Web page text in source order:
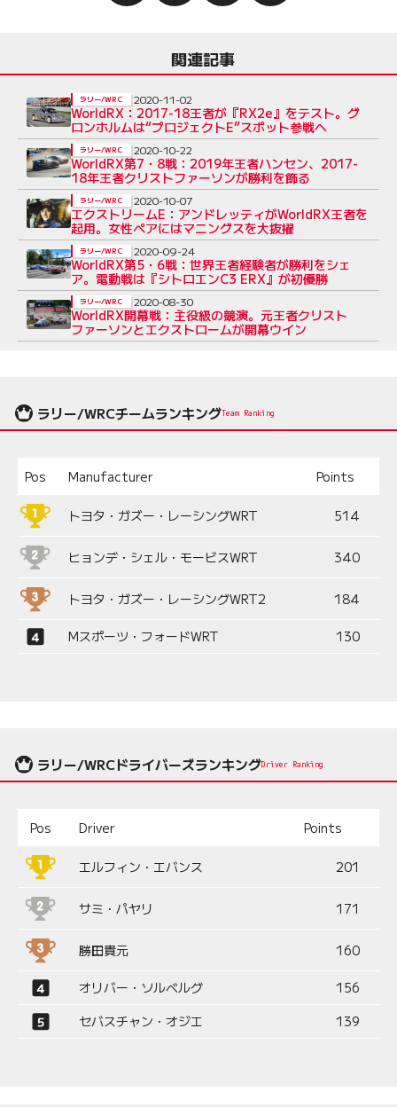
関連記事
WorldRX：2017-18王者が『RX2e』をテスト。グ
ロンホルムは“プロジェクトE”スポット参戦へ
ラリー/WRC 2020-11-02
WorldRX第7・8戦：2019年王者ハンセン、2017-
18年王者クリストファーソンが勝利を飾る
ラリー/WRC 2020-10-22
エクストリームE：アンドレッティがWorldRX王者を
起用。女性ペアにはマニングスを大抜擢
ラリー/WRC 2020-10-07
WorldRX第5・6戦：世界王者経験者が勝利をシェ
ア。電動戦は『シトロエンC3 ERX』が初優勝
ラリー/WRC 2020-09-24
WorldRX開幕戦：主役級の競演。元王者クリスト
ファーソンとエクストロームが開幕ウイン
ラリー/WRC 2020-08-30
ラリー/WRCチームランキングTeam Ranking
Pos Manufacturer Points
トヨタ・ガズー・レーシングWRT 514
ヒョンデ・シェル・モービスWRT 340
トヨタ・ガズー・レーシングWRT2 184
Mスポーツ・フォードWRT 130
ラリー/WRCドライバーズランキングDriver Ranking
Pos Driver Points
エルフィン・エバンス 201
サミ・パヤリ 171
勝田貴元 160
オリバー・ソルベルグ
156
セバスチャン・オジエ
139